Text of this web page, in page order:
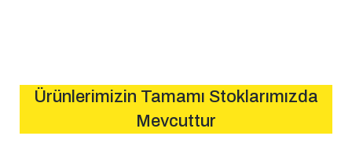
Ürünlerimizin Tamamı Stoklarımızda
Mevcuttur